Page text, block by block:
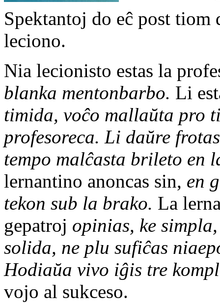
Spektantoj do eĉ post
leciono.
Nia lecionisto estas la
blanka mentonbarbo. Li
timida, voĉo mallaŭta pro
profesoreca. Li daŭre
tempo malĉasta brileto en
lernantino anoncas sin, en
tekon sub la brako. La
gepatroj opinias, ke
solida, ne plu sufiĉas
Hodiaŭa vivo iĝis tre
vojo al sukceso.